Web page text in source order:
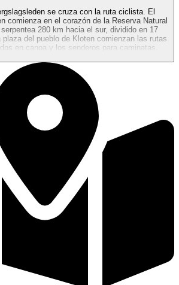
se cruza con la ruta ciclista. El
comienza en el corazón de la Reserva Natural
280 km hacia el sur, dividido en 17
del pueblo de Kloten comienzan las rutas
en canoa y los senderos para caminatas.